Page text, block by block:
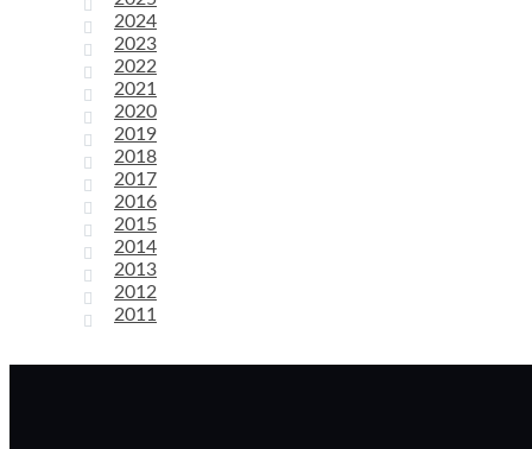
2024
2023
2022
2021
2020
2019
2018
2017
2016
2015
2014
2013
2012
2011